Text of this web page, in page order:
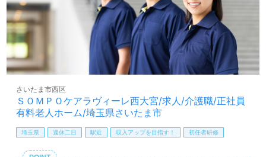
医療/福祉業界の正社員/パート求人探しは【ウィルオブ介
護】＊求人情報収集、将来的に討の方も遠慮なく＊
LINE、メール、お電話などご希望に応じてお問い合わせ/ご
相談可能です。転職相談、求人紹介、年収交渉など完全無
料サービスをご利用いただけます。＜非公開求人も取扱い
あり！＞"転職支援"のプロと一緒に転職活動！お問い合わ
せお待ちしております。
ＳＯＭＰＯケアラヴィーレ西大宮/求人/介護職/正社員
有料老人ホーム/埼玉県さいたま市
さいたま市西区
埼玉県 週休二日 駅近 収入アップを目指す！ 初任者研修